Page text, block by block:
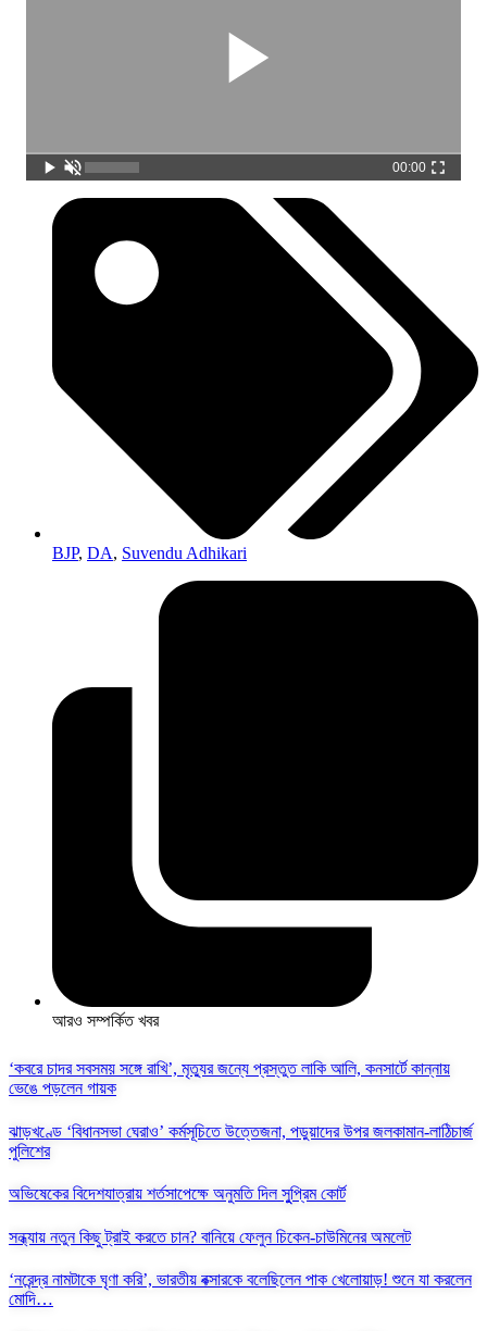
00:00
BJP, DA, Suvendu Adhikari
আরও সম্পর্কিত খবর
‘কবরে চাদর সবসময় সঙ্গে রাখি’, মৃত্যুর জন্যে প্রস্তুত লাকি আলি, কনসার্টে কান্নায়
ভেঙে পড়লেন গায়ক
ঝাড়খণ্ডে ‘বিধানসভা ঘেরাও’ কর্মসূচিতে উত্তেজনা, পড়ুয়াদের উপর জলকামান-লাঠিচার্জ
পুলিশের
অভিষেকের বিদেশযাত্রায় শর্তসাপেক্ষে অনুমতি দিল সুুপ্রিম কোর্ট
সন্ধ্যায় নতুন কিছু ট্রাই করতে চান? বানিয়ে ফেলুন চিকেন-চাউমিনের অমলেট
‘নরেন্দ্র নামটাকে ঘৃণা করি’, ভারতীয় বক্সারকে বলেছিলেন পাক খেলোয়াড়! শুনে যা করলেন
মোদি…